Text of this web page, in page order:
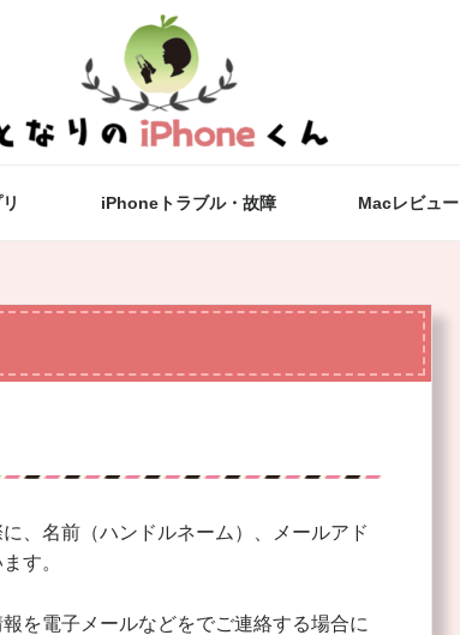
iPhoneトラブル・故障 Macレビュー
、名前（ハンドルネーム）、メールアド
す。
を電子メールなどをでご連絡する場合に